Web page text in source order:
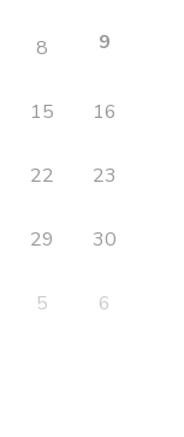
8 9
15 16
22 23
29 30
5 6